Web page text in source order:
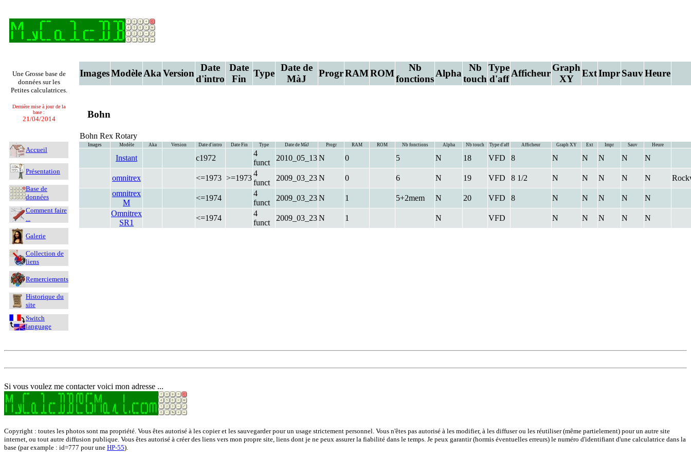
Une Grosse base de
données sur les
Petites calculatrices.
Dernière mise à jour de la
base :
21/04/2014
Accueil
Présentation
Base de
données
Comment faire
...
Galerie
Collection de
liens
Remerciements
Historique du
site
Switch
language
ImagesModèleAkaVersion
Date
d'intro
Date
Fin
Type
Date de
MàJ
ProgrRAMROM
Nb
fonctions
Alpha
Nb
touch
Type
d'aff
Afficheur
Graph
XY
ExtImprSauvHeure
Bohn
Bohn Rex Rotary
Images Modèle Aka Version Date d'intro Date Fin Type Date de MàJ Progr RAM ROM Nb fonctions Alpha Nb touch Type d'aff Afficheur Graph XY Ext Impr Sauv Heure
Instant c1972
4
funct
2010_05_13N 0 5 N 18 VFD 8 N N N N N
omnitrex <=1973 >=1973
4
funct
2009_03_23N 0 6 N 19 VFD 8 1/2 N N N N N
omnitrex
M
<=1974
4
funct
2009_03_23N 1 5+2mem N 20 VFD 8 N N N N
N
Omnitrex
SR1
<=1974
4
funct
2009_03_23N 1 N VFD N N N N N
Si vous voulez me contacter voici mon adresse ...
Copyright : toutes les photos sont ma propriété. Vous êtes autorisé à les copier et les sauvegarder pour un usage strictement personnel. Vous n'êtes pas autorisé à les modifier, à les diffuser ou les réutiliser (même partielement) pour un autre site
internet, ou tout autre diffusion publique. Vous êtes autorisé à créer des liens vers mon propre site, liens dont je ne peux assurer la fiabilité dans le temps. Je peux garantir (hormis éventuelles erreurs) le numéro d'identifiant d'une calculatrice dans la
base (par example : id=777 pour une HP-55).